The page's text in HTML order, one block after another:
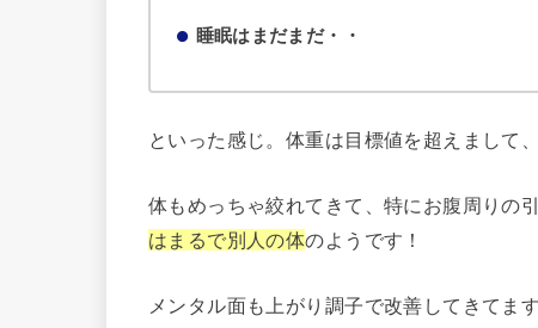
睡眠はまだまだ・・
といった感じ。体重は目標値を超えまして
体もめっちゃ絞れてきて、特にお腹周りの
はまるで別人の体のようです！
メンタル面も上がり調子で改善してきてま